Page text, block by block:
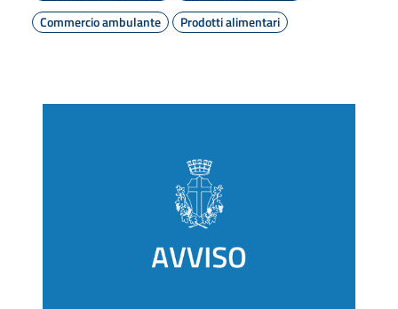
Commercio ambulante
Prodotti alimentari